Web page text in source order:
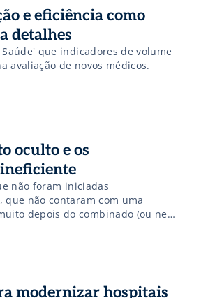
e eficiência como
detalhes
que indicadores de volume
avaliação de novos médicos.
oculto e os
não foram iniciadas
não contaram com uma
depois do combinado (ou nem
sintomas claros de uma
de recursos financeiros, de
modernizar hospitais